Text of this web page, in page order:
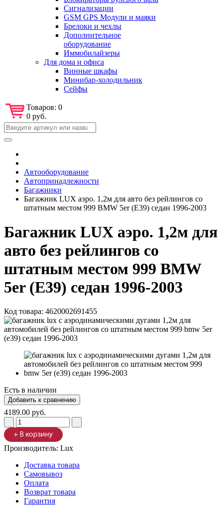
Сигнализации
GSM GPS Модули и маяки
Брелоки и чехлы
Дополнительное
оборудование
Иммобилайзеры
Для дома и офиса
Винные шкафы
Минибар-холодильник
Сейфы
Товаров: 0
0 руб.
Автооборудование
Автопринадлежности
Багажники
Багажник LUX аэро. 1,2м для авто без рейлингов со
штатным местом 999 BMW 5er (Е39) седан 1996-2003
Багажник LUX аэро. 1,2м для
авто без рейлингов со
штатным местом 999 BMW
5er (Е39) седан 1996-2003
Код товара: 4620002691455
Есть в наличии
4189.00 руб.
Производитель: Lux
Доставка товара
Самовывоз
Оплата
Возврат товара
Гарантия